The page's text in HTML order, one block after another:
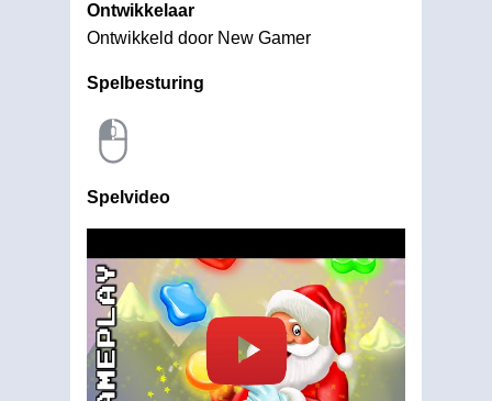
Ontwikkelaar
Ontwikkeld door New Gamer
Spelbesturing
Spelvideo